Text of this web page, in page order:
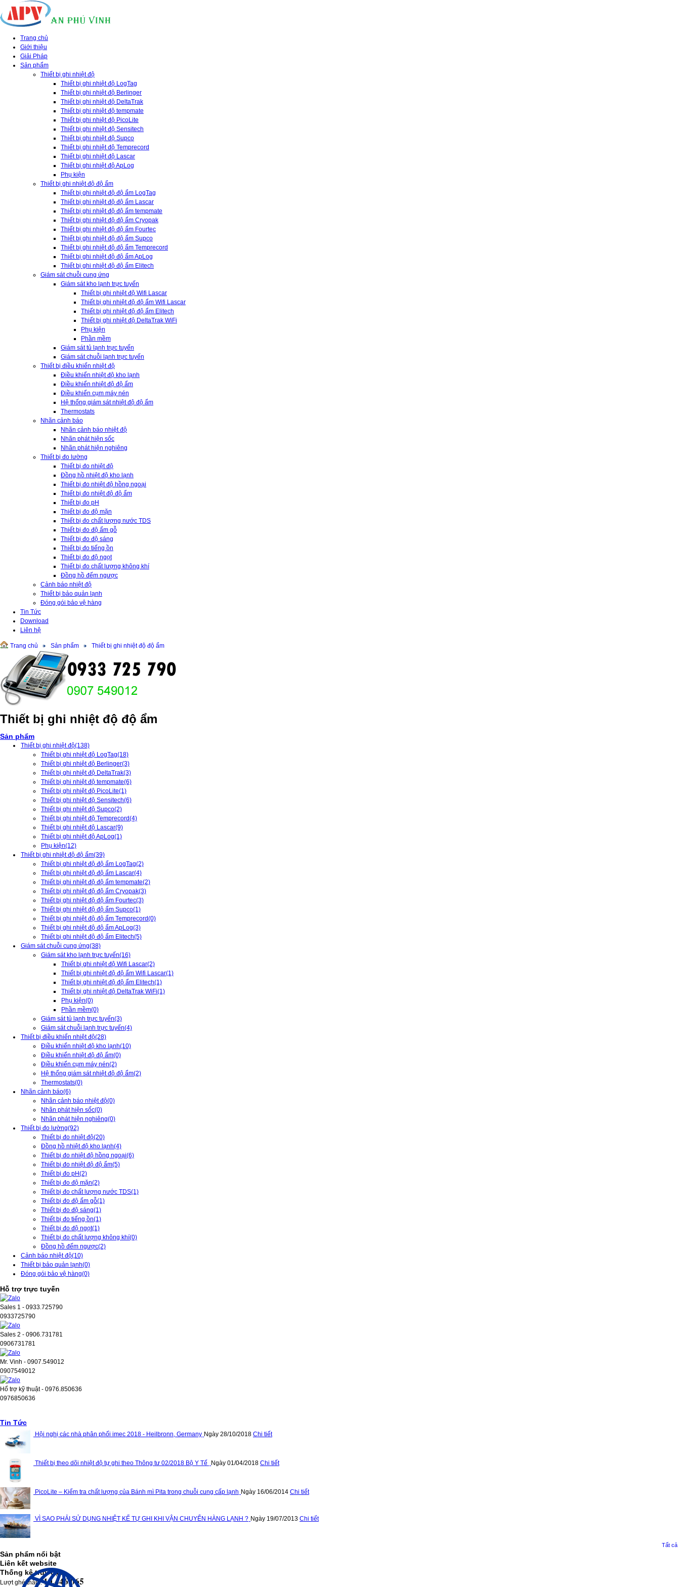
Trang chủ
Giới thiệu
Giải Pháp
Sản phẩm
Thiết bị ghi nhiệt độ
Thiết bị ghi nhiệt độ LogTag
Thiết bị ghi nhiệt độ Berlinger
Thiết bị ghi nhiệt độ DeltaTrak
Thiết bị ghi nhiệt độ tempmate
Thiết bị ghi nhiệt độ PicoLite
Thiết bị ghi nhiệt độ Sensitech
Thiết bị ghi nhiệt độ Supco
Thiết bị ghi nhiệt độ Temprecord
Thiết bị ghi nhiệt độ Lascar
Thiết bị ghi nhiệt độ ApLog
Phụ kiện
Thiết bị ghi nhiệt độ độ ẩm
Thiết bị ghi nhiệt độ độ ẩm LogTag
Thiết bị ghi nhiệt độ độ ẩm Lascar
Thiết bị ghi nhiệt độ độ ẩm tempmate
Thiết bị ghi nhiệt độ độ ẩm Cryopak
Thiết bị ghi nhiệt độ độ ẩm Fourtec
Thiết bị ghi nhiệt độ độ ẩm Supco
Thiết bị ghi nhiệt độ độ ẩm Temprecord
Thiết bị ghi nhiệt độ độ ẩm ApLog
Thiết bị ghi nhiệt độ độ ẩm Elitech
Giám sát chuỗi cung ứng
Giám sát kho lạnh trực tuyến
Thiết bị ghi nhiệt độ Wifi Lascar
Thiết bị ghi nhiệt độ độ ẩm Wifi Lascar
Thiết bị ghi nhiệt độ độ ẩm Elitech
Thiết bị ghi nhiệt độ DeltaTrak WiFi
Phụ kiện
Phần mềm
Giám sát tủ lạnh trực tuyến
Giám sát chuỗi lạnh trực tuyến
Thiết bị điều khiển nhiệt độ
Điều khiển nhiệt độ kho lạnh
Điều khiển nhiệt độ độ ẩm
Điều khiển cụm máy nén
Hệ thống giám sát nhiệt độ độ ẩm
Thermostats
Nhãn cảnh báo
Nhãn cảnh báo nhiệt độ
Nhãn phát hiện sốc
Nhãn phát hiện nghiêng
Thiết bị đo lường
Thiết bị đo nhiệt độ
Đồng hồ nhiệt độ kho lạnh
Thiết bị đo nhiệt độ hồng ngoại
Thiết bị đo nhiệt độ độ ẩm
Thiết bị đo pH
Thiết bị đo độ mặn
Thiết bị đo chất lượng nước TDS
Thiết bị đo độ ẩm gỗ
Thiết bị đo độ sáng
Thiết bị đo tiếng ồn
Thiết bị đo độ ngọt
Thiết bị đo chất lượng không khí
Đồng hồ đếm ngược
Cảnh báo nhiệt độ
Thiết bị bảo quản lạnh
Đóng gói bảo vệ hàng
Tin Tức
Download
Liên hệ
Trang chủ Sản phẩm Thiết bị ghi nhiệt độ độ ẩm
Thiết bị ghi nhiệt độ độ ẩm
Sản phẩm
Thiết bị ghi nhiệt độ(138)
Thiết bị ghi nhiệt độ LogTag(18)
Thiết bị ghi nhiệt độ Berlinger(3)
Thiết bị ghi nhiệt độ DeltaTrak(3)
Thiết bị ghi nhiệt độ tempmate(6)
Thiết bị ghi nhiệt độ PicoLite(1)
Thiết bị ghi nhiệt độ Sensitech(6)
Thiết bị ghi nhiệt độ Supco(2)
Thiết bị ghi nhiệt độ Temprecord(4)
Thiết bị ghi nhiệt độ Lascar(9)
Thiết bị ghi nhiệt độ ApLog(1)
Phụ kiện(12)
Thiết bị ghi nhiệt độ độ ẩm(39)
Thiết bị ghi nhiệt độ độ ẩm LogTag(2)
Thiết bị ghi nhiệt độ độ ẩm Lascar(4)
Thiết bị ghi nhiệt độ độ ẩm tempmate(2)
Thiết bị ghi nhiệt độ độ ẩm Cryopak(3)
Thiết bị ghi nhiệt độ độ ẩm Fourtec(3)
Thiết bị ghi nhiệt độ độ ẩm Supco(1)
Thiết bị ghi nhiệt độ độ ẩm Temprecord(0)
Thiết bị ghi nhiệt độ độ ẩm ApLog(3)
Thiết bị ghi nhiệt độ độ ẩm Elitech(5)
Giám sát chuỗi cung ứng(38)
Giám sát kho lạnh trực tuyến(16)
Thiết bị ghi nhiệt độ Wifi Lascar(2)
Thiết bị ghi nhiệt độ độ ẩm Wifi Lascar(1)
Thiết bị ghi nhiệt độ độ ẩm Elitech(1)
Thiết bị ghi nhiệt độ DeltaTrak WiFi(1)
Phụ kiện(0)
Phần mềm(0)
Giám sát tủ lạnh trực tuyến(3)
Giám sát chuỗi lạnh trực tuyến(4)
Thiết bị điều khiển nhiệt độ(28)
Điều khiển nhiệt độ kho lạnh(10)
Điều khiển nhiệt độ độ ẩm(0)
Điều khiển cụm máy nén(2)
Hệ thống giám sát nhiệt độ độ ẩm(2)
Thermostats(0)
Nhãn cảnh báo(6)
Nhãn cảnh báo nhiệt độ(0)
Nhãn phát hiện sốc(0)
Nhãn phát hiện nghiêng(0)
Thiết bị đo lường(92)
Thiết bị đo nhiệt độ(20)
Đồng hồ nhiệt độ kho lạnh(4)
Thiết bị đo nhiệt độ hồng ngoại(6)
Thiết bị đo nhiệt độ độ ẩm(5)
Thiết bị đo pH(2)
Thiết bị đo độ mặn(2)
Thiết bị đo chất lượng nước TDS(1)
Thiết bị đo độ ẩm gỗ(1)
Thiết bị đo độ sáng(1)
Thiết bị đo tiếng ồn(1)
Thiết bị đo độ ngọt(1)
Thiết bị đo chất lượng không khí(0)
Đồng hồ đếm ngược(2)
Cảnh báo nhiệt độ(10)
Thiết bị bảo quản lạnh(0)
Đóng gói bảo vệ hàng(0)
Hỗ trợ trực tuyến
Sales 1 - 0933.725790
0933725790
Sales 2 - 0906.731781
0906731781
Mr. Vinh - 0907.549012
0907549012
Hổ trợ kỹ thuật - 0976.850636
0976850636
Tin Tức
Hội nghị các nhà phân phối imec 2018 - Heilbronn, Germany Ngày 28/10/2018 Chi tiết
Thiết bị theo dõi nhiệt độ tự ghi theo Thông tư 02/2018 Bộ Y Tế Ngày 01/04/2018 Chi tiết
PicoLite – Kiểm tra chất lượng của Bánh mì Pita trong chuỗi cung cấp lạnh Ngày 16/06/2014 Chi tiết
VÌ SAO PHẢI SỬ DỤNG NHIỆT KẾ TỰ GHI KHI VẬN CHUYỂN HÀNG LẠNH ? Ngày 19/07/2013 Chi tiết
Tất cả
Sản phẩm nổi bật
Liên kết website
Thống kê truy cập
Lượt ghé thăm:10,446,065